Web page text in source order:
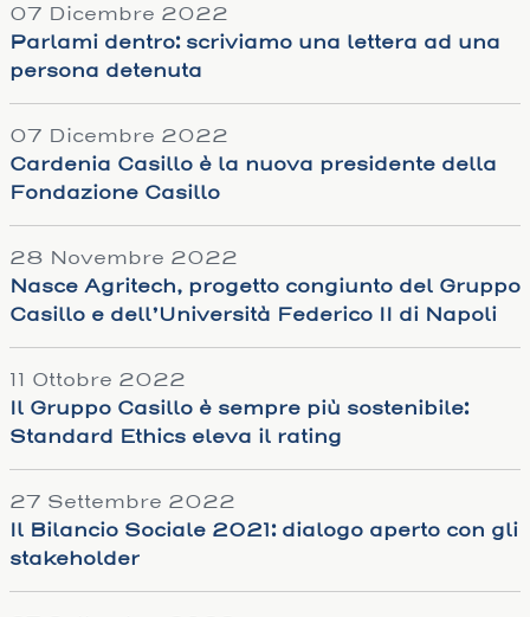
07 Dicembre 2022
Parlami dentro: scriviamo una lettera ad una
persona detenuta
07 Dicembre 2022
Cardenia Casillo è la nuova presidente della
Fondazione Casillo
28 Novembre 2022
Nasce Agritech, progetto congiunto del Gruppo
Casillo e dell’Università Federico II di Napoli
11 Ottobre 2022
Il Gruppo Casillo è sempre più sostenibile:
Standard Ethics eleva il rating
27 Settembre 2022
Il Bilancio Sociale 2021: dialogo aperto con gli
stakeholder